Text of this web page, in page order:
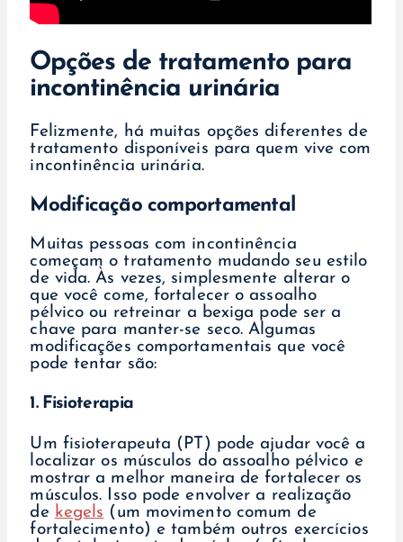
Opções de tratamento para
incontinência urinária
Felizmente, há muitas opções diferentes de
tratamento disponíveis para quem vive com
incontinência urinária.
Modificação comportamental
Muitas pessoas com incontinência
começam o tratamento mudando seu estilo
de vida. Às vezes, simplesmente alterar o
que você come, fortalecer o assoalho
pélvico ou retreinar a bexiga pode ser a
chave para manter-se seco. Algumas
modificações comportamentais que você
pode tentar são:
1. Fisioterapia
Um fisioterapeuta (PT) pode ajudar você a
localizar os músculos do assoalho pélvico e
mostrar a melhor maneira de fortalecer os
músculos. Isso pode envolver a realização
de kegels (um movimento comum de
fortalecimento) e também outros exercícios